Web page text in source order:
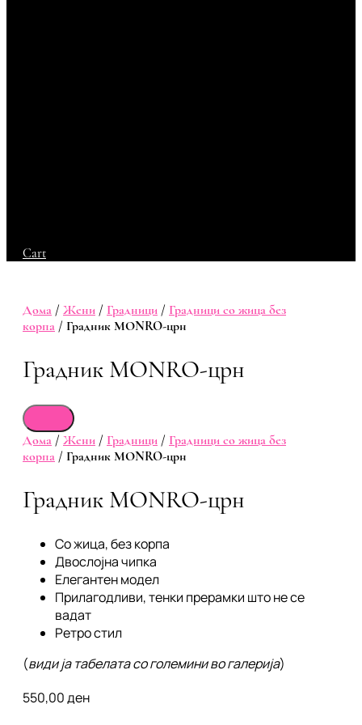
Cart
Дома / Жени / Градници / Градници со жица без
корпа / Градник МОNRO-црн
Градник МОNRO-црн
Дома / Жени / Градници / Градници со жица без
корпа / Градник МОNRO-црн
Градник МОNRO-црн
Со жица, без корпа
Двослојна чипка
Елегантен модел
Прилагодливи, тенки прерамки што не се
вадат
Ретро стил
(види ја табелата со големини во галерија)
550,00ден